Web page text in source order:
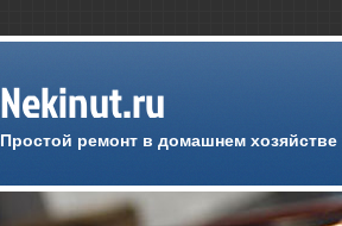
Nekinut.ru
Простой ремонт в домашнем хозяйстве